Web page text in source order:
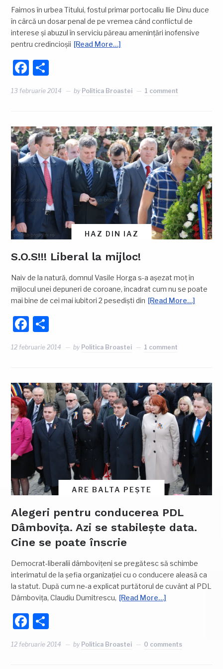
Faimos în urbea Titului, fostul primar portocaliu Ilie Dinu duce
în cârcă un dosar penal de pe vremea când conflictul de
interese și abuzul în serviciu păreau amenințări inofensive
pentru credincioșii [Read More…]
Facebook
13 februarie 2014 by Politica Broastei 1 comment
HAZ DIN IAZ
S.O.S!!! Liberal la mijloc!
Naiv de la natură, domnul Vasile Horga s-a așezat moț în
mijlocul unei depuneri de coroane, încadrat cum nu se poate
mai bine de cei mai iubitori 2 pesediști din [Read More…]
Facebook
12 februarie 2014 by Politica Broastei 1 comment
ARE BALTA PEȘTE
Alegeri pentru conducerea PDL
Dâmbovița. Azi se stabilește data.
Cine se poate înscrie
Democrat-liberalii dâmbovițeni se pregătesc să schimbe
interimatul de la șefia organizației cu o conducere aleasă ca
la statut. După cum ne-a explicat purtătorul de cuvânt al PDL
Dâmbovița, Claudiu Dumitrescu, [Read More…]
Facebook
12 februarie 2014 by Politica Broastei 0 comments